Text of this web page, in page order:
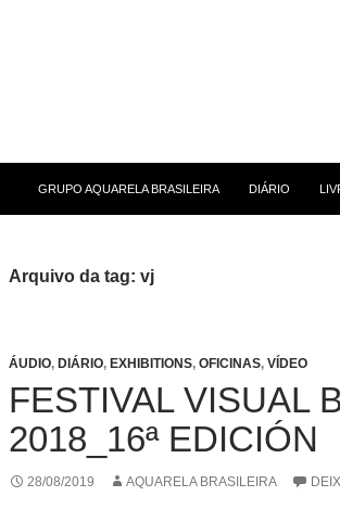
GRUPO AQUARELA BRASILEIRA
DIÁRIO
Arquivo da tag: vj
ÁUDIO, DIÁRIO, EXHIBITIONS, OFICINAS, VÍDEO
FESTIVAL VISUAL
2018_16ª EDICIÓN
28/08/2019 AQUARELA BRASILEIRA